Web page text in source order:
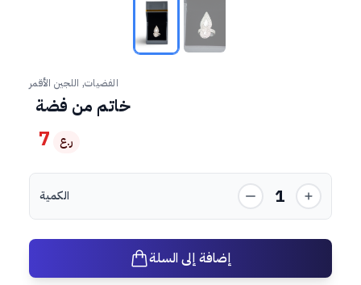
الفضيات, اللجين الأقمر
خاتم من فضة
7 ر.ع
الكمية 1
إضافة إلى السلة